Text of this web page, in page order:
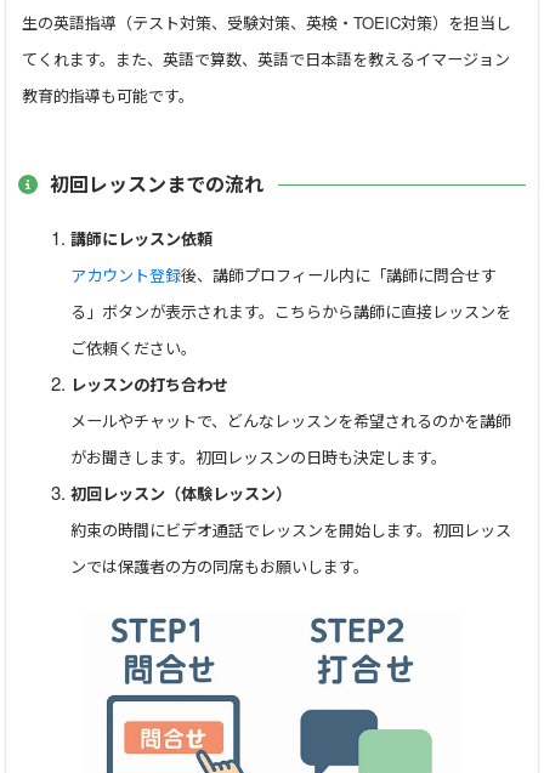
ため、こちらもおすすめしています。
大人の方はTOEIC対策も対応できますので、ご希望の方はご
相談下さい。（指定テキストあり）
以下、記載したレッスン内容は基本的なものです。特にご希
望をお持ちでない場合は、このような内容を提案しておりま
す。ご希望がある場合は、早めにご相談いただけると大変助
かります。
対応可能な市販テキストは、以下に記載していますので、ご
●英検対策講座：
5級から準1級まで指導いたします。ご希望により、英作文
対策にも力を入れていきます。英検協会サイトの過去問や、
市販教材を使用します。
（5級～準1級）
●英語力Build up講座：
☆小学生：英会話学習サイトや市販テキストを使用して、
生の英語指導（テスト対策、受験対策、英検・TOEIC対策）を担当し
てくれます。また、英語で算数、英語で日本語を教えるイマージョン
教育的指導も可能です。
初回レッスンまでの流れ
講師にレッスン依頼
アカウント登録後、講師プロフィール内に「講師に問合せす
る」ボタンが表示されます。こちらから講師に直接レッスンを
ご依頼ください。
レッスンの打ち合わせ
メールやチャットで、どんなレッスンを希望されるのかを講師
がお聞きします。初回レッスンの日時も決定します。
初回レッスン（体験レッスン）
約束の時間にビデオ通話でレッスンを開始します。初回レッス
ンでは保護者の方の同席もお願いします。